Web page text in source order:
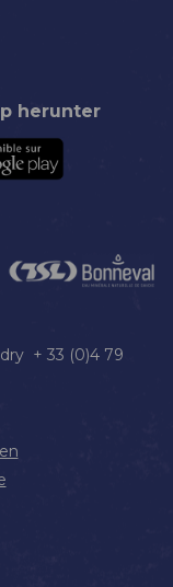
herunter
+ 33 (0)4 79